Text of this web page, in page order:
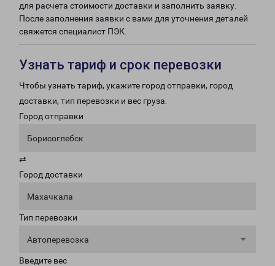
для расчета стоимости доставки и заполнить заявку.
После заполнения заявки с вами для уточнения деталей
свяжется специалист ПЭК.
Узнать тариф и срок перевозки
Чтобы узнать тариф, укажите город отправки, город
доставки, тип перевозки и вес груза.
Город отправки
Борисоглебск
⇄
Город доставки
Махачкала
Тип перевозки
Автоперевозка
Введите вес